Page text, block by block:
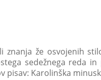
že osvojenih
sedežnega reda
Karolinška